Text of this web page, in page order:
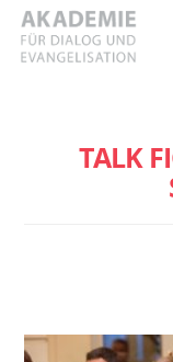
Skip
content
TALK